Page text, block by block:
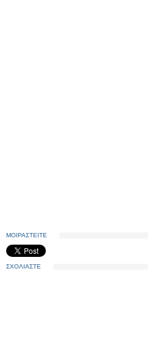
ΜΟΙΡΑΣΤΕΙΤΕ
ΣΧΟΛΙΑΣΤΕ